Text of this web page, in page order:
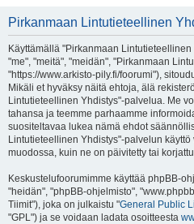
Pirkanmaan Lintutieteellinen
Käyttämällä "Pirkanmaan
"me", "meitä", "meidän", "Pirkanmaan
"https://www.arkisto-pily.fi/foorumi"),
Mikäli et hyväksy näitä ehtoja, älä
Lintutieteellinen Yhdistys"-palvelua. Me
tahansa ja teemme parhaamme
suositeltavaa lukea nämä ehdot
Lintutieteellinen Yhdistys"-palvelun
muodossa, kuin ne on päivitetty tai
Keskustelufoorumimme käyttää phpBB-
"heidän", "phpBB-ohjelmisto",
Tiimit"), joka on julkaistu "General Public
"GPL") ja se voidaan ladata osoitteesta